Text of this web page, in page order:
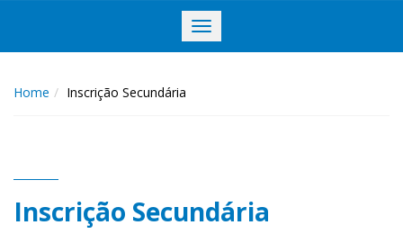
Toggle
navigation
Home Inscrição Secundária
Inscrição Secundária